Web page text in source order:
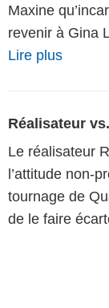
Maxine
revenir à Gina
Lire plus
Réalisateur
Le réalisateur
l’attitude non-
tournage de
de le faire